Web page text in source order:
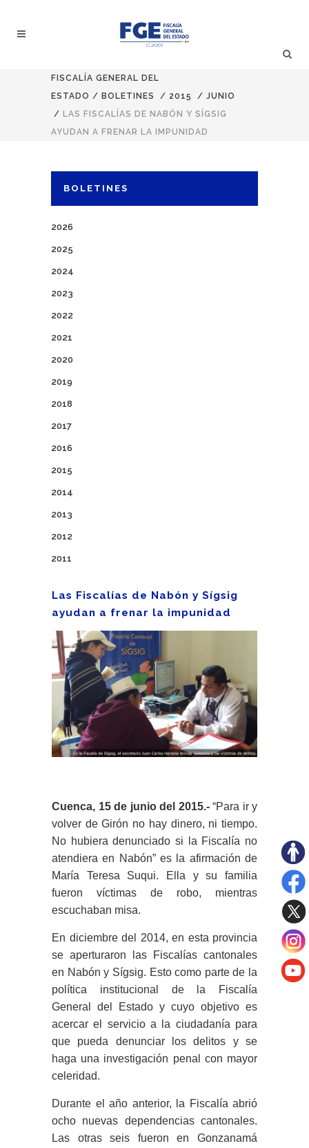
FISCALÍA GENERAL DEL
ESTADO / BOLETINES / 2015 / JUNIO
/ LAS FISCALÍAS DE NABÓN Y SÍGSIG
AYUDAN A FRENAR LA IMPUNIDAD
BOLETINES
2026
2025
2024
2023
2022
2021
2020
2019
2018
2017
2016
2015
2014
2013
2012
2011
Las Fiscalías de Nabón y Sígsig
ayudan a frenar la impunidad
Cuenca, 15 de junio del 2015.-“Para ir y
volver de Girón no hay dinero, ni tiempo.
No hubiera denunciado si la Fiscalía no
atendiera en Nabón” es la afirmación de
María Teresa Suqui. Ella y su familia
fueron víctimas de robo, mientras
escuchaban misa.
En diciembre del 2014, en esta provincia
se aperturaron las Fiscalías cantonales
en Nabón y Sígsig. Esto como parte de la
política institucional de la Fiscalía
General del Estado y cuyo objetivo es
acercar el servicio a la ciudadanía para
que pueda denunciar los delitos y se
haga una investigación penal con mayor
celeridad.
Durante el año anterior, la Fiscalía abrió
ocho nuevas dependencias cantonales.
Las otras seis fueron en Gonzanamá